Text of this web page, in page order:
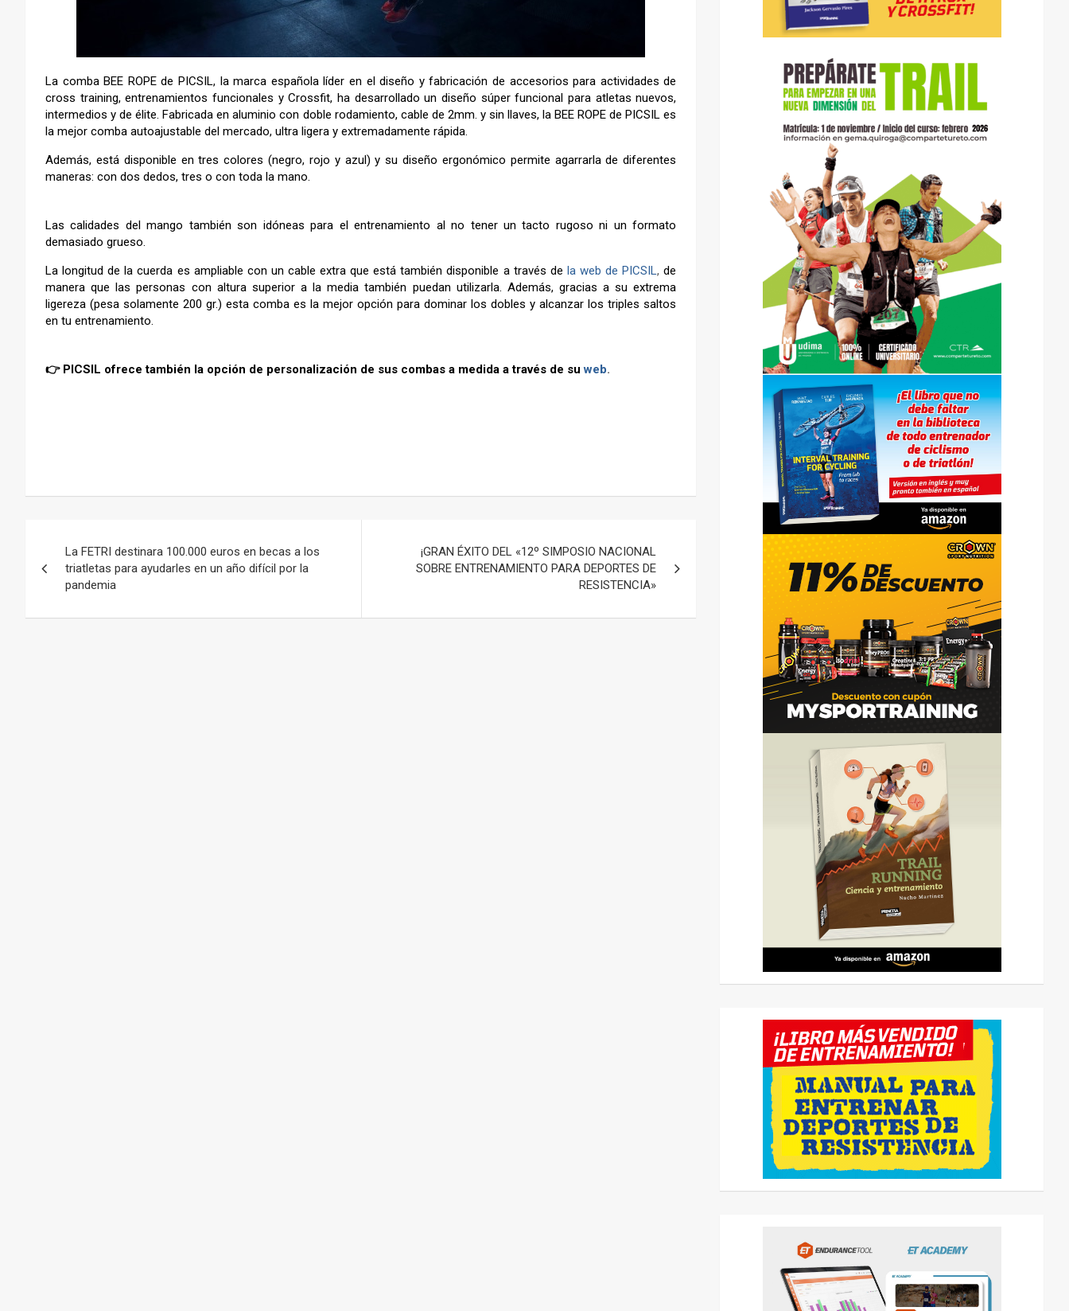
La comba BEE ROPE de PICSIL, la marca española líder en el diseño y fabricación de accesorios para actividades de
cross training, entrenamientos funcionales y Crossfit, ha desarrollado un diseño súper funcional para atletas nuevos,
intermedios y de élite. Fabricada en aluminio con doble rodamiento, cable de 2mm. y sin llaves, la BEE ROPE de PICSIL es
la mejor comba autoajustable del mercado, ultra ligera y extremadamente rápida.
Además, está disponible en tres colores (negro, rojo y azul) y su diseño ergonómico permite agarrarla de diferentes
maneras: con dos dedos, tres o con toda la mano.
Las calidades del mango también son idóneas para el entrenamiento al no tener un tacto rugoso ni un formato
demasiado grueso.
La longitud de la cuerda es ampliable con un cable extra que está también disponible a través de la web de PICSIL,de
manera que las personas con altura superior a la media también puedan utilizarla. Además, gracias a su extrema
ligereza (pesa solamente 200 gr.) esta comba es la mejor opción para dominar los dobles y alcanzar los triples saltos
en tu entrenamiento.
👉 PICSIL ofrece también la opción de personalización de sus combas a medida a través de su web.
de
entradas
La FETRI destinara 100.000 euros en becas a los
triatletas para ayudarles en un año difícil por la
pandemia
¡GRAN ÉXITO DEL «12º SIMPOSIO NACIONAL
SOBRE ENTRENAMIENTO PARA DEPORTES DE
RESISTENCIA»